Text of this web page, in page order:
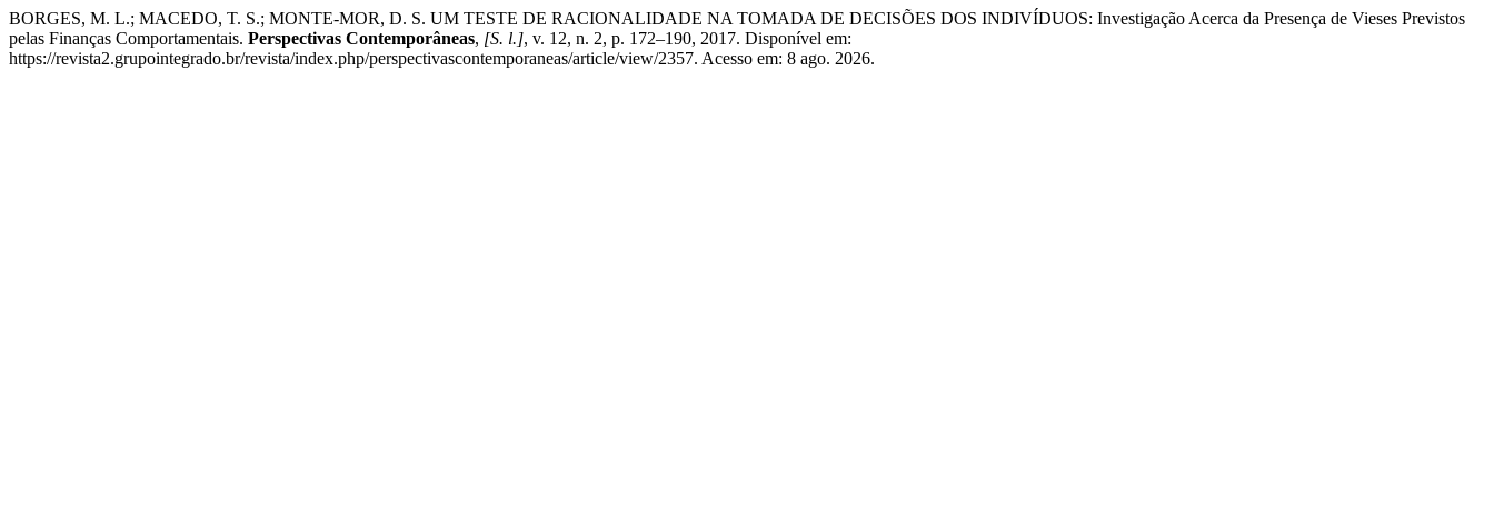
BORGES, M. L.; MACEDO, T. S.; MONTE-MOR, D. S. UM TESTE DE RACIONALIDADE NA TOMADA DE DECISÕES DOS INDIVÍDUOS: Investigação Acerca da Presença de Vieses Previstos
pelas Finanças Comportamentais. Perspectivas Contemporâneas, [S. l.], v. 12, n. 2, p. 172–190, 2017. Disponível em:
https://revista2.grupointegrado.br/revista/index.php/perspectivascontemporaneas/article/view/2357. Acesso em: 8 ago. 2026.